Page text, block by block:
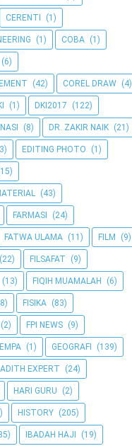
CERENTI (1)
(1) COBA (1)
(6)
(42) COREL DRAW (4)
(1) DKI2017 (122)
(8) DR. ZAKIR NAIK (21)
EDITING PHOTO (1)
(43)
FARMASI (24)
FATWA ULAMA (11) FILM (9)
(22) FILSAFAT (9)
(13) FIQIH MUAMALAH (6)
FISIKA (83)
(2) FPI NEWS (9)
(1) GEOGRAFI (139)
EXPERT (24)
HARI GURU (2)
HISTORY (205)
IBADAH HAJI (19)